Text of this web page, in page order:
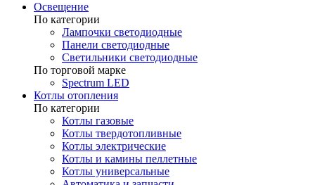
Освещение
По категории
Лампочки светодиодные
Панели светодиодные
Светильники светодиодные
По торговой марке
Spectrum LED
Котлы отопления
По категории
Котлы газовые
Котлы твердотопливные
Котлы электрические
Котлы и камины пеллетные
Котлы универсальные